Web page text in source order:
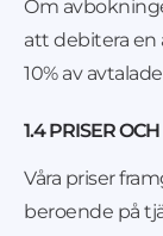
Om
att debitera en
10% av
1.4 PRISER
Våra priser
beroende på